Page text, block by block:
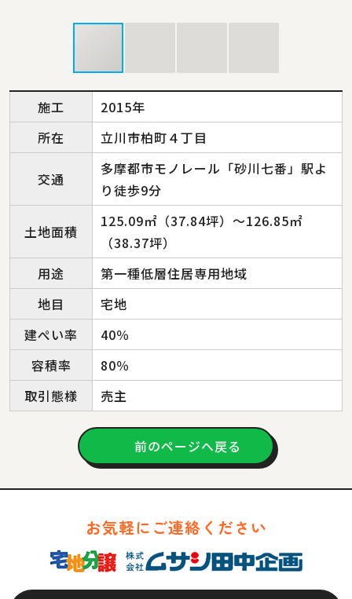
施工
2015年
所在
立川市柏町４丁目
交通
多摩都市モノレール「砂川七番」駅よ
り徒歩9分
土地面積
125.09㎡（37.84坪）～126.85㎡
（38.37坪）
用途
第一種低層住居専用地域
地目
宅地
建ぺい率
40％
容積率
80％
取引態様
売主
前のページへ戻る
お気軽にご連絡ください